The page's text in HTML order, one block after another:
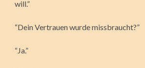
will.”
“Dein Vertrauen wurde missbraucht?”
“Ja.”